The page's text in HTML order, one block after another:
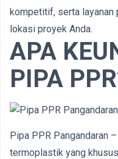
kompetitif, serta layanan
lokasi proyek Anda.
APA
PIPA
Pipa PPR Pangandaran
termoplastik yang